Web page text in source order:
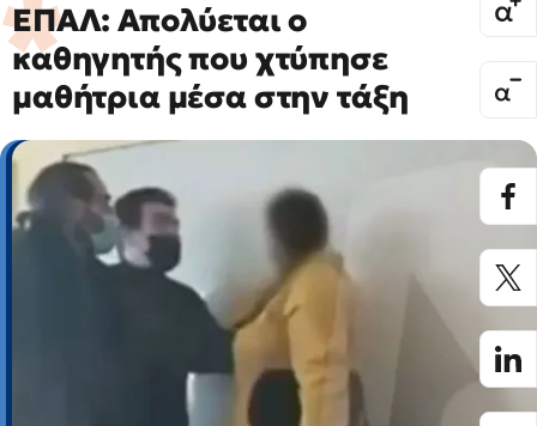
ΕΠΑΛ: Απολύεται ο
καθηγητής που χτύπησε
μαθήτρια μέσα στην τάξη